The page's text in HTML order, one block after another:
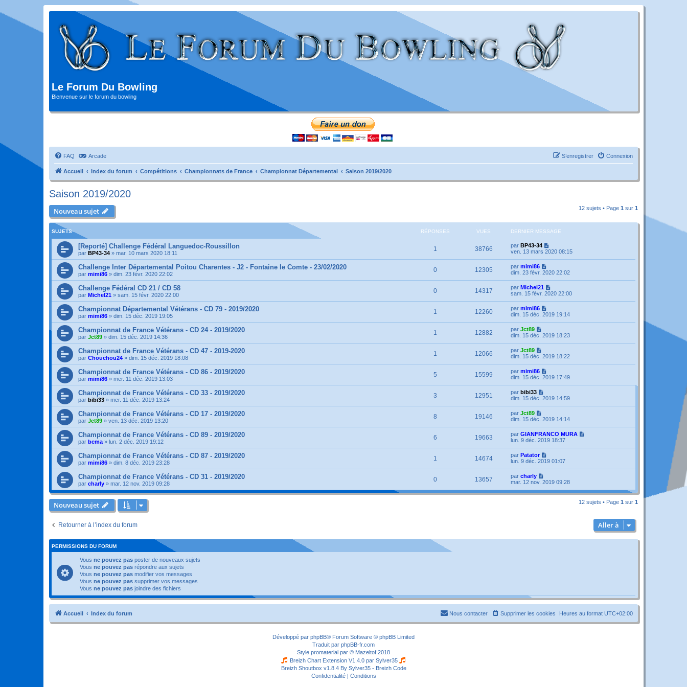
Le Forum Du Bowling
Bienvenue sur le forum du bowling
FAQ Arcade Connexion
S’enregistrer
Accueil Index du forum Compétitions Championnats de France Championnat Départemental Saison 2019/2020
Saison 2019/2020
Nouveau sujet 12 sujets • Page 1 sur 1
SUJETS RÉPONSES VUES DERNIER MESSAGE
[Reporté] Challenge Fédéral Languedoc-Roussillon
par BP43-34 » mar. 10 mars 2020 18:11
1 38766 par BP43-34
ven. 13 mars 2020 08:15
Challenge Inter Départemental Poitou Charentes - J2 - Fontaine le Comte - 23/02/2020
par mimi86 » dim. 23 févr. 2020 22:02
0 12305 par mimi86
dim. 23 févr. 2020 22:02
Challenge Fédéral CD 21 / CD 58
par Michel21 » sam. 15 févr. 2020 22:00
0 14317 par Michel21
sam. 15 févr. 2020 22:00
Championnat Départemental Vétérans - CD 79 - 2019/2020
par mimi86 » dim. 15 déc. 2019 19:05
1 12260 par mimi86
dim. 15 déc. 2019 19:14
Championnat de France Vétérans - CD 24 - 2019/2020
par Jct89 » dim. 15 déc. 2019 14:36
1 12882 par Jct89
dim. 15 déc. 2019 18:23
Championnat de France Vétérans - CD 47 - 2019-2020
par Chouchou24 » dim. 15 déc. 2019 18:08
1 12066 par Jct89
dim. 15 déc. 2019 18:22
Championnat de France Vétérans - CD 86 - 2019/2020
par mimi86 » mer. 11 déc. 2019 13:03
5 15599 par mimi86
dim. 15 déc. 2019 17:49
Championnat de France Vétérans - CD 33 - 2019/2020
par bibi33 » mer. 11 déc. 2019 13:24
3 12951 par bibi33
dim. 15 déc. 2019 14:59
Championnat de France Vétérans - CD 17 - 2019/2020
par Jct89 » ven. 13 déc. 2019 13:20
8 19146 par Jct89
dim. 15 déc. 2019 14:14
Championnat de France Vétérans - CD 89 - 2019/2020
par bcma » lun. 2 déc. 2019 19:12
6 19663 par GIANFRANCO MURA
lun. 9 déc. 2019 18:37
Championnat de France Vétérans - CD 87 - 2019/2020
par mimi86 » dim. 8 déc. 2019 23:28
1 14674 par Patator
lun. 9 déc. 2019 01:07
Championnat de France Vétérans - CD 31 - 2019/2020
par charly » mar. 12 nov. 2019 09:28
0 13657 par charly
mar. 12 nov. 2019 09:28
Nouveau sujet 12 sujets • Page 1 sur 1
Retourner à l’index du forum Aller à
PERMISSIONS DU FORUM
Vous ne pouvez pas poster de nouveaux sujets
Vous ne pouvez pas répondre aux sujets
Vous ne pouvez pas modifier vos messages
Vous ne pouvez pas supprimer vos messages
Vous ne pouvez pas joindre des fichiers
Accueil Index du forum Heures au format UTC+02:00
Supprimer les cookies
Nous contacter
Développé par phpBB® Forum Software © phpBB Limited
Traduit par phpBB-fr.com
Style promaterial par © Mazeltof 2018
Breizh Chart Extension V1.4.0 par Sylver35
Breizh Shoutbox v1.8.4 By Sylver35 - Breizh Code
Confidentialité| Conditions